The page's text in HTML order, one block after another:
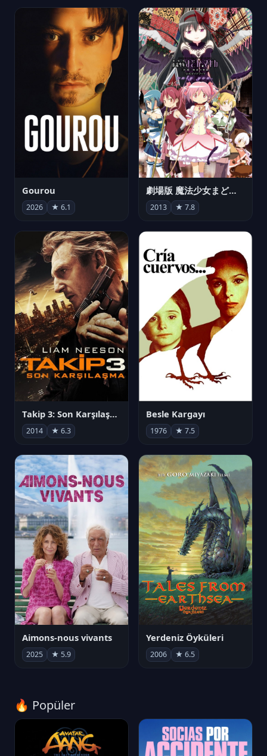
Gourou
2026 ★ 6.1
劇場版 魔法少女まどか☆マギカ[新編]叛逆の物語
2013 ★ 7.8
Takip 3: Son Karşılaşma
2014 ★ 6.3
Besle Kargayı
1976 ★ 7.5
Aimons-nous vivants
2025 ★ 5.9
Yerdeniz Öyküleri
2006 ★ 6.5
🔥 Popüler